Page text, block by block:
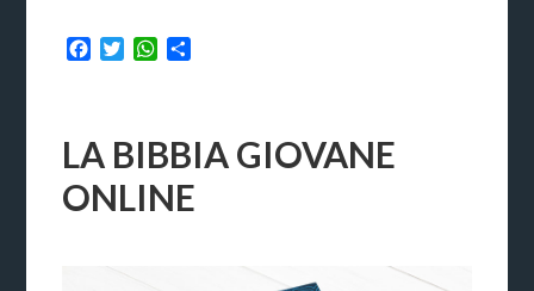
Facebook
TwitterWhatsApp
LA BIBBIA GIOVANE
ONLINE